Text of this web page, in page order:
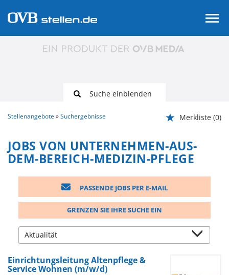
Suche einblenden
Stellenangebote Suchergebnisse Merkliste (0)
JOBS VON UNTERNEHMEN-AUS-
DEM-BEREICH-MEDIZIN-PFLEGE
PASSENDE JOBS PER E-MAIL
GRENZEN SIE IHRE SUCHE EIN
Einrichtungsleitung Altenpflege &
Service Wohnen (m/w/d)